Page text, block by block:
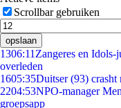
Scrollbar gebruiken
opslaan
1306:11 Zangeres en
overleden
1605:35Duitser (93) crasht
2204:53NPO-manager
groepsapp